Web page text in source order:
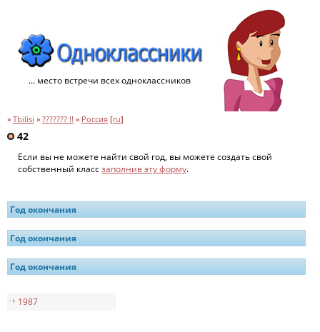
... место встречи всех одноклассников
» Tbilisi » ??????? !! » Россия [ru]
42
Если вы не можете найти свой год, вы можете создать свой
собственный классзаполнив эту форму.
Год окончания
Год окончания
Год окончания
1987